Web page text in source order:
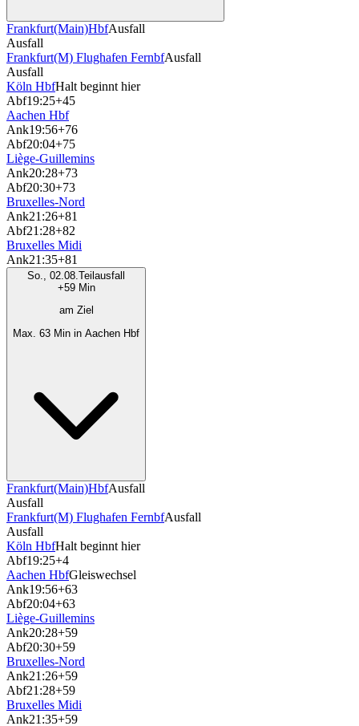
Frankfurt(Main)HbfAusfall
Ausfall
Frankfurt(M) Flughafen FernbfAusfall
Ausfall
Köln HbfHalt beginnt hier
Abf19:25+45
Aachen Hbf
Ank19:56+76
Abf20:04+75
Liège-Guillemins
Ank20:28+73
Abf20:30+73
Bruxelles-Nord
Ank21:26+81
Abf21:28+82
Bruxelles Midi
Ank21:35+81
So., 02.08.Teilausfall
+59 Min
am Ziel
Max. 63 Min in Aachen Hbf
Frankfurt(Main)HbfAusfall
Ausfall
Frankfurt(M) Flughafen FernbfAusfall
Ausfall
Köln HbfHalt beginnt hier
Abf19:25+4
Aachen HbfGleiswechsel
Ank19:56+63
Abf20:04+63
Liège-Guillemins
Ank20:28+59
Abf20:30+59
Bruxelles-Nord
Ank21:26+59
Abf21:28+59
Bruxelles Midi
Ank21:35+59